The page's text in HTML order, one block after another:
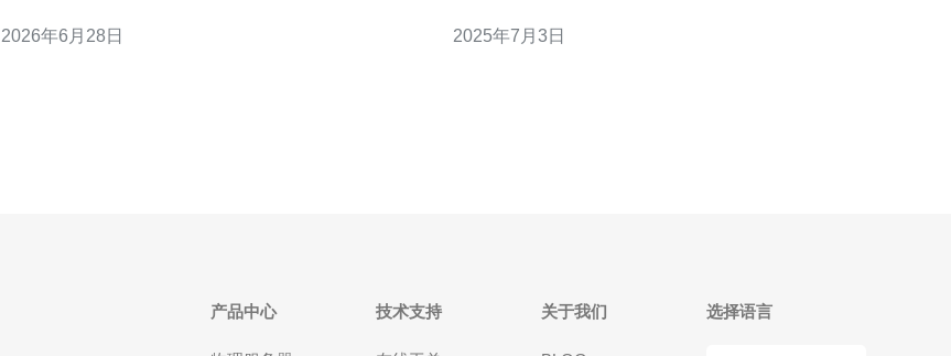
风险可控。 3. 精华：内容要以用户意图为中心，严格
2026年6月28日
略。 1. 提升网站排名：通过建立站群，可以增加网站
2025年7月3日
产品中心 技术支持 关于我们 选择语言